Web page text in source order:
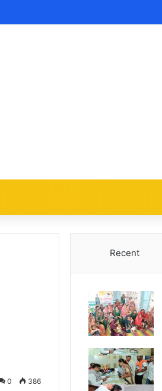
0 386
Recent